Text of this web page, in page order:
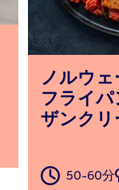
ノルウ
フライ
ザンクリ
50-60分